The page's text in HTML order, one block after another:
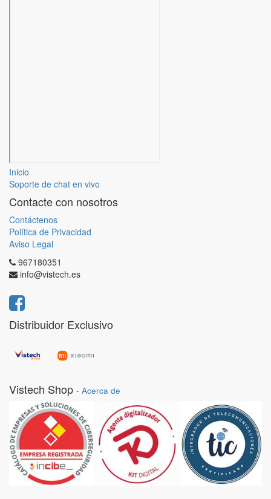
Inicio
Soporte de chat en vivo
Contacte con nosotros
Contáctenos
Política de Privacidad
Aviso Legal
967180351
info@vistech.es
Distribuidor Exclusivo
Vistech Shop - Acerca de